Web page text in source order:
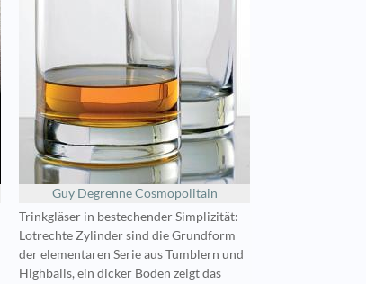
Guy Degrenne Cosmopolitain
Trinkgläser in bestechender Simplizität:
Lotrechte Zylinder sind die Grundform
der elementaren Serie aus Tumblern und
Highballs, ein dicker Boden zeigt das